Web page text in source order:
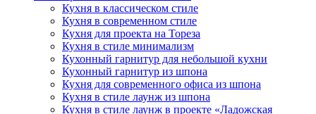
Кухня в классическом стиле
Кухня в современном стиле
Кухня для проекта на Тореза
Кухня в стиле минимализм
Кухонный гарнитур для небольшой кухни
Кухонный гарнитур из шпона
Кухня для современного офиса из шпона
Кухня в стиле лаунж из шпона
Кухня в стиле лаунж в проекте «Ладожская